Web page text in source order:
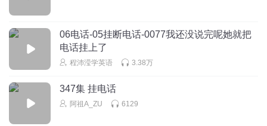
06电话-05挂断电话-0077我还没说完呢她就把
电话挂上了
程沛滢学英语 3.38万
347集 挂电话
阿祖A_ZU 6129